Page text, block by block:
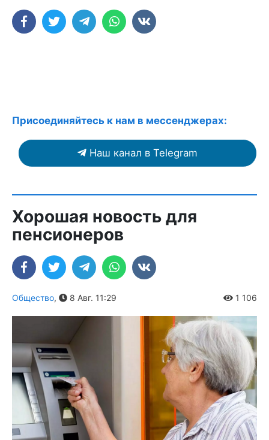
Присоединяйтесь к нам в мессенджерах:
Наш канал в Telegram
Хорошая новость для
пенсионеров
Общество, 8 Авг. 11:29 1 106